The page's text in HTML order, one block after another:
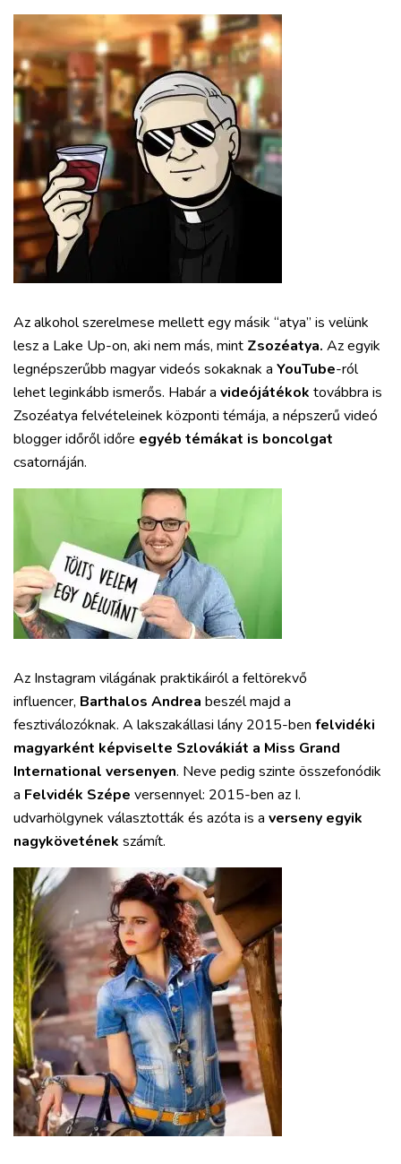
Az alkohol szerelmese mellett egy másik “atya” is velünk
lesz a Lake Up-on, aki nem más, mint Zsozéatya. Az egyik
legnépszerűbb magyar videós sokaknak a YouTube-ról
lehet leginkább ismerős. Habár a videójátékok továbbra is
Zsozéatya felvételeinek központi témája, a népszerű videó
blogger időről időre egyéb témákat is boncolgat
csatornáján.
Az Instagram világának praktikáiról a feltörekvő
influencer, Barthalos Andrea beszél majd a
fesztiválozóknak. A lakszakállasi lány 2015-ben felvidéki
magyarként képviselte Szlovákiát a Miss Grand
International versenyen. Neve pedig szinte összefonódik
a Felvidék Szépe versennyel: 2015-ben az I.
udvarhölgynek választották és azóta is a verseny egyik
nagykövetének számít.